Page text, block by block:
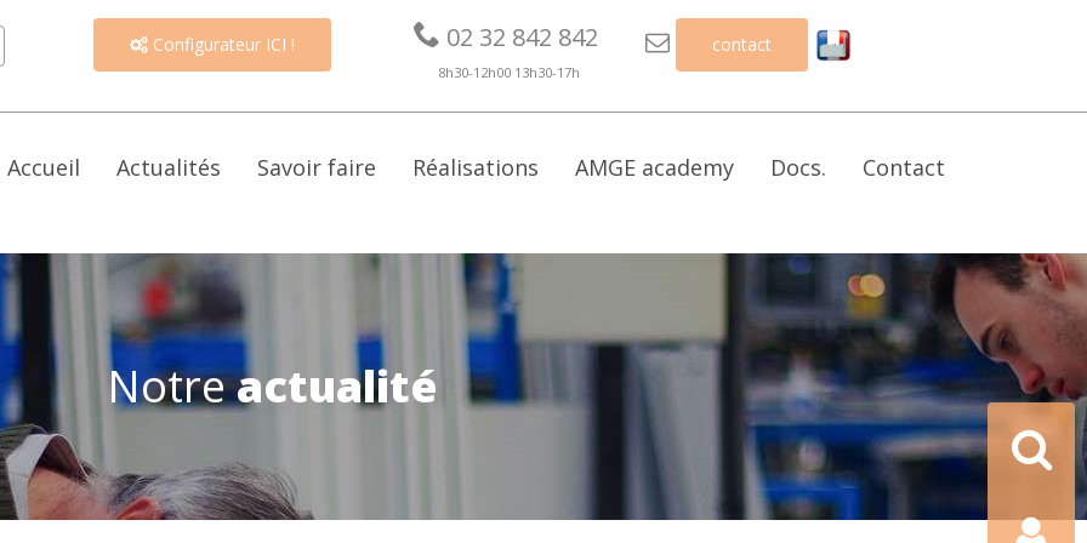
 Configurateur ICI !  02 32 842 842
8h30-12h00 13h30-17h
 contact
Accueil Actualités Savoir faire Réalisations AMGE academy Docs. Contact
Notreactualité